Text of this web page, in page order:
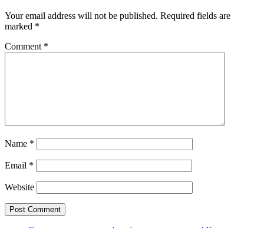
Your email address will not be published. Required fields are
marked *
Comment *
Name *
Email *
Website